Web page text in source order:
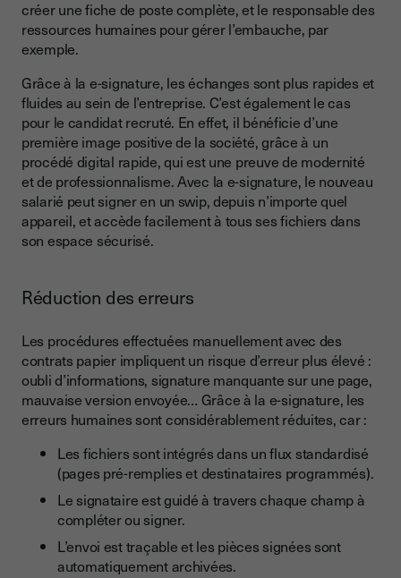
créer une fiche de poste complète, et le responsable des
ressources humaines pour gérer l’embauche, par
exemple.
Grâce à la e-signature, les échanges sont plus rapides et
fluides au sein de l’entreprise. C’est également le cas
pour le candidat recruté. En effet, il bénéficie d’une
première image positive de la société, grâce à un
procédé digital rapide, qui est une preuve de modernité
et de professionnalisme. Avec la e-signature, le nouveau
salarié peut signer en un swip, depuis n’importe quel
appareil, et accède facilement à tous ses fichiers dans
son espace sécurisé.
Réduction des erreurs
Les procédures effectuées manuellement avec des
contrats papier impliquent un risque d’erreur plus élevé :
oubli d’informations, signature manquante sur une page,
mauvaise version envoyée… Grâce à la e-signature, les
erreurs humaines sont considérablement réduites, car :
Les fichiers sont intégrés dans un flux standardisé
(pages pré-remplies et destinataires programmés).
Le signataire est guidé à travers chaque champ à
compléter ou signer.
L’envoi est traçable et les pièces signées sont
automatiquement archivées.